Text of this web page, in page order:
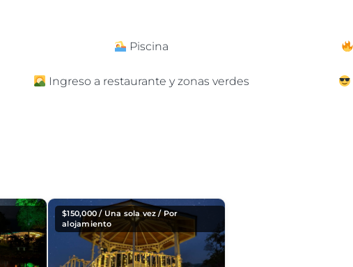
Piscina
Ingreso a restaurante y zonas verdes
$150,000/ Una sola vez / Por
alojamiento